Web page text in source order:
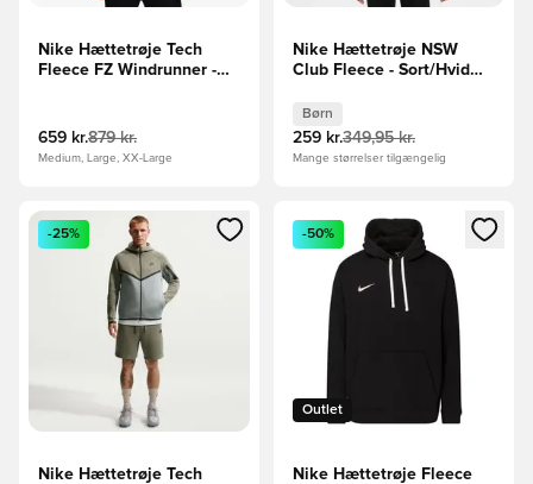
Nike Hættetrøje Tech
Fleece FZ Windrunner -
659 kr.879 kr.
Medium, Large, XX-Large
Nike Hættetrøje NSW
Club Fleece - Sort/Hvid
Børn
259 kr.349,95 kr.
Mange størrelser tilgængelig
Åbner en Modal til at logge ind eller tilmelde dig som
-25%
Nike Hættetrøje Tech
Åbner en Modal til at logge
Outlet
-50%
Nike Hættetrøje Fleece